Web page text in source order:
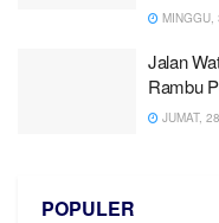
Jalan
Rambu
JUMAT,
POPULER